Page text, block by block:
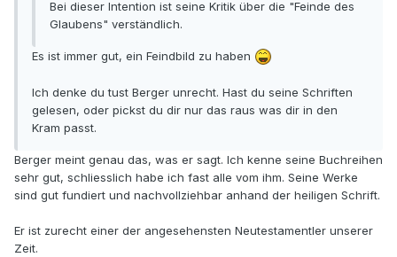
Bei dieser Intention ist seine Kritik über die "Feinde des
Glaubens" verständlich.
Es ist immer gut, ein Feindbild zu haben
Ich denke du tust Berger unrecht. Hast du seine Schriften
gelesen, oder pickst du dir nur das raus was dir in den
Kram passt.
Berger meint genau das, was er sagt. Ich kenne seine Buchreihen
sehr gut, schliesslich habe ich fast alle vom ihm. Seine Werke
sind gut fundiert und nachvollziehbar anhand der heiligen Schrift.
Er ist zurecht einer der angesehensten Neutestamentler unserer
Zeit.